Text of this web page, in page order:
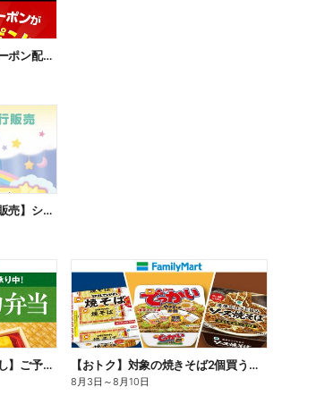
【おトク】お店で使えるクーポン配信中
【ファミマオンライン先行販売】シルバニアファミリー
【旨さ格別、こだわり尽くし】ご予約弁当 【おトク】対象の焼きそば2個買うと100円引き!
8月3日 ～8月10日